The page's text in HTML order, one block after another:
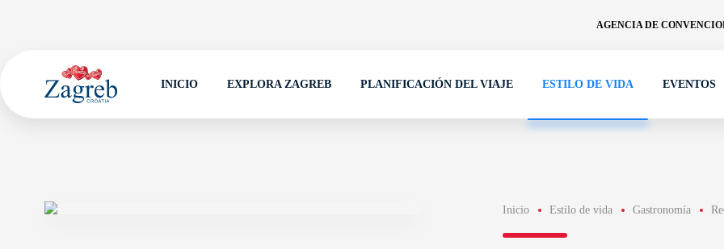
AGENCIA DE
INICIO EXPLORA ZAGREB PLANIFICACIÓN DEL VIAJE ESTILO DE VIDA EVENTOS
Inicio Estilo de vida Gastronomía